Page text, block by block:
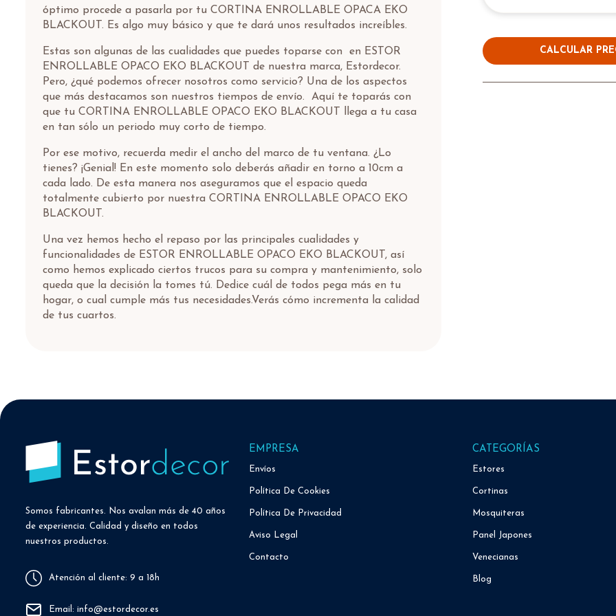
óptimo procede a pasarla por tu CORTINA ENROLLABLE OPACA EKO
BLACKOUT. Es algo muy básico y que te dará unos resultados increíbles.
Estas son algunas de las cualidades que puedes toparse con en ESTOR
ENROLLABLE OPACO EKO BLACKOUT de nuestra marca, Estordecor.
Pero, ¿qué podemos ofrecer nosotros como servicio? Una de los aspectos
que más destacamos son nuestros tiempos de envío. Aquí te toparás con
que tu CORTINA ENROLLABLE OPACO EKO BLACKOUT llega a tu casa
en tan sólo un periodo muy corto de tiempo.
Por ese motivo, recuerda medir el ancho del marco de tu ventana. ¿Lo
tienes? ¡Genial! En este momento solo deberás añadir en torno a 10cm a
cada lado. De esta manera nos aseguramos que el espacio queda
totalmente cubierto por nuestra CORTINA ENROLLABLE OPACO EKO
BLACKOUT.
Una vez hemos hecho el repaso por las principales cualidades y
funcionalidades de ESTOR ENROLLABLE OPACO EKO BLACKOUT, así
como hemos explicado ciertos trucos para su compra y mantenimiento, solo
queda que la decisión la tomes tú. Dedice cuál de todos pega más en tu
hogar, o cual cumple más tus necesidades.Verás cómo incrementa la calidad
de tus cuartos.
CALCULAR
Somos fabricantes. Nos avalan más de 40 años
de experiencia. Calidad y diseño en todos
nuestros productos.
Atención al cliente: 9 a 18h
Email: info@estordecor.es
EMPRESA
Envíos
Política De Cookies
Política De Privacidad
Aviso Legal
Contacto
CATEGORÍAS
Estores
Cortinas
Mosquiteras
Panel Japones
Venecianas
Blog